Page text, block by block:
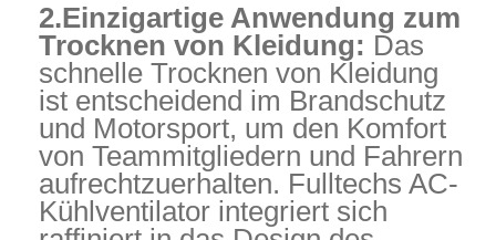
2.Einzigartige Anwendung zum
Trocknen von Kleidung: Das
schnelle Trocknen von Kleidung
ist entscheidend im Brandschutz
und Motorsport, um den Komfort
von Teammitgliedern und Fahrern
aufrechtzuerhalten. Fulltechs AC-
Kühlventilator integriert sich